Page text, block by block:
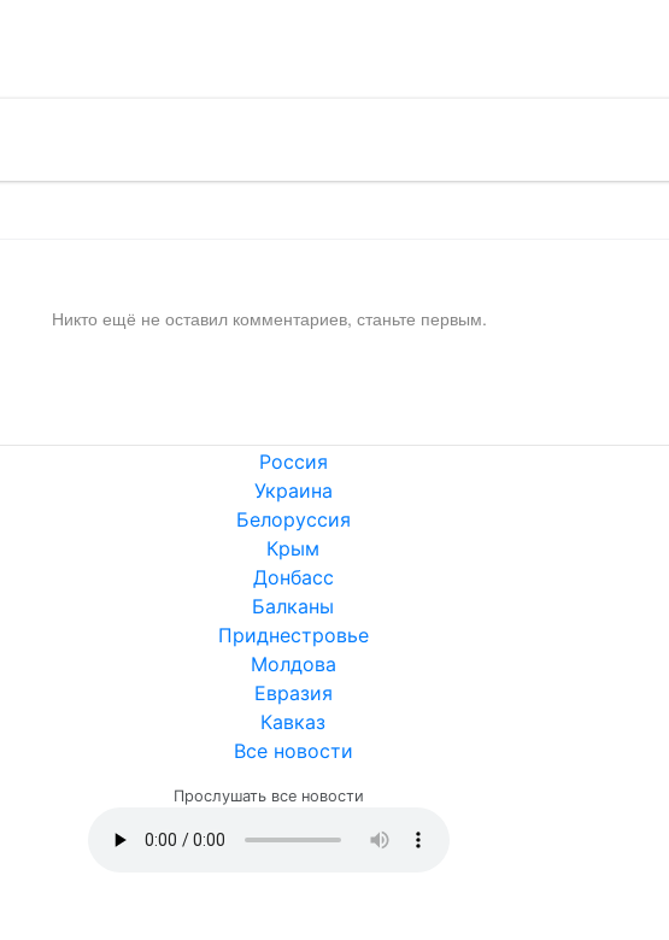
Никто ещё не оставил комментариев, станьте первым.
Россия
Украина
Белоруссия
Крым
Донбасс
Балканы
Приднестровье
Молдова
Евразия
Кавказ
Все новости
Прослушать все новости